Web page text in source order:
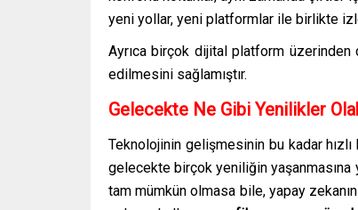
yeni yollar, yeni platformlar ile birlikte
Ayrıca birçok dijital platform üzerinden
edilmesini sağlamıştır.
Gelecekte Ne Gibi Yenilikler
Teknolojinin gelişmesinin bu kadar
gelecekte birçok yeniliğin yaşanmasına
tam mümkün olmasa bile, yapay